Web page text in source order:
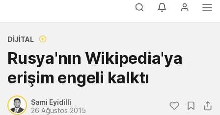
DIJITAL
Rusya'nın Wikipedia'ya
erişim engeli kalktı
Sami Eyidilli
26 Ağustos 2015